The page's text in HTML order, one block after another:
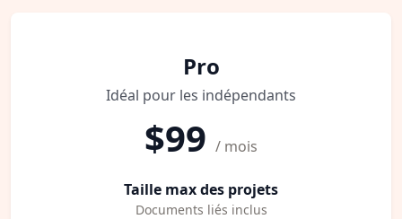
Pro
Idéal pour les indépendants
$99 / mois
Taille max des projets
Documents liés inclus